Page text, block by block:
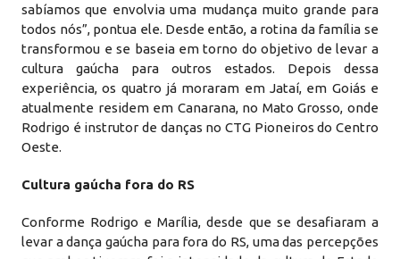
sabíamos que envolvia uma mudança muito grande para
todos nós”, pontua ele. Desde então, a rotina da família se
transformou e se baseia em torno do objetivo de levar a
cultura gaúcha para outros estados. Depois dessa
experiência, os quatro já moraram em Jataí, em Goiás e
atualmente residem em Canarana, no Mato Grosso, onde
Rodrigo é instrutor de danças no CTG Pioneiros do Centro
Oeste.
Cultura gaúcha fora do RS
Conforme Rodrigo e Marília, desde que se desafiaram a
levar a dança gaúcha para fora do RS, uma das percepções